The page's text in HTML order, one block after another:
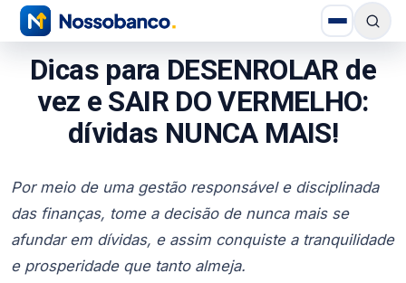
Dicas para DESENROLAR de
vez e SAIR DO VERMELHO:
dívidas NUNCA MAIS!
Por meio de uma gestão responsável e disciplinada
das finanças, tome a decisão de nunca mais se
afundar em dívidas, e assim conquiste a tranquilidade
e prosperidade que tanto almeja.